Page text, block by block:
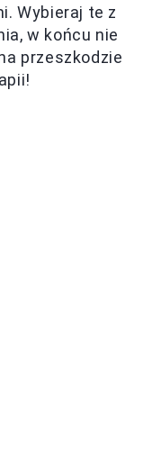
Wybieraj te z
w końcu nie
przeszkodzie